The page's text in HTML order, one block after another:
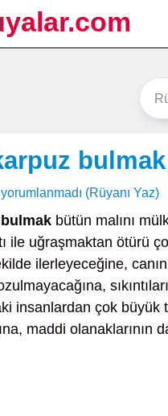
bulmak
(Rüyanı Yaz)
bütün malını
ile uğraşmaktan ötürü
ilerleyeceğine,
insanlardan çok büyük
maddi olanaklarının